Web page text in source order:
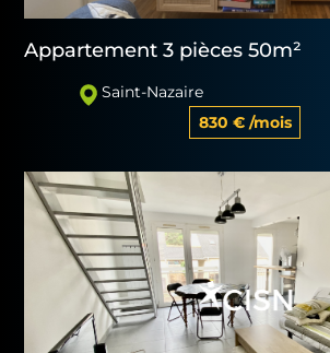
Appartement 3 pièces 50m²
Saint-Nazaire
830 € /mois